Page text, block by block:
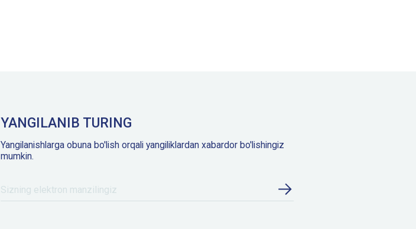
YANGILANIB TURING
Yangilanishlarga obuna bo'lish orqali yangiliklardan xabardor bo'lishingiz
mumkin.